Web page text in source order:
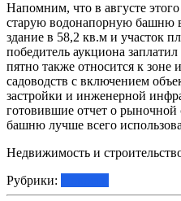
Напомним, что в августе
старую водонапорную башню
здание в 58,2 кв.м и участок
победитель аукциона
пятно также относится к
садоводств с включением
застройки и инженерной
готовившие отчет о рыночной
башню лучше всего
Недвижимость и
Рубрики: